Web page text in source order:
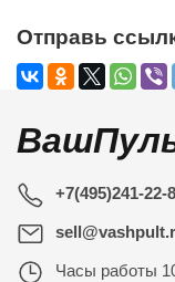
Отправь
+7(495)241-22-
Часы работы